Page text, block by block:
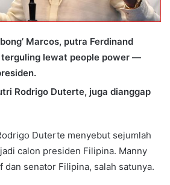
Marcos, putra Ferdinand
lewat people power —
Rodrigo Duterte, juga dianggap
Duterte menyebut sejumlah
calon presiden Filipina. Manny
dan senator Filipina, salah satunya.